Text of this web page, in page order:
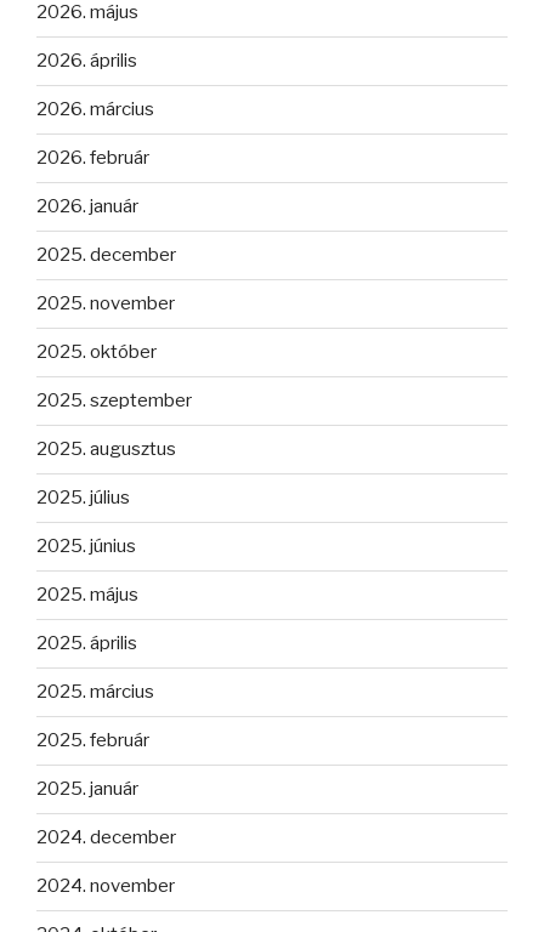
2026. május
2026. április
2026. március
2026. február
2026. január
2025. december
2025. november
2025. október
2025. szeptember
2025. augusztus
2025. július
2025. június
2025. május
2025. április
2025. március
2025. február
2025. január
2024. december
2024. november